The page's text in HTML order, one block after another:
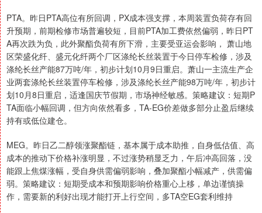
PTA。昨日PTA高位有所回调，PX成本强支撑，本周装置负荷存有回
升预期，前期检修市场普遍较短，目前PTA加工费依然偏弱，昨日PT
A再次跌为负，此外聚酯负荷有所下滑，主要受亚运会影响， 萧山地
区荣盛化纤、盛元化纤两个厂区涤纶长丝装置于今日停车检修，涉及
涤纶长丝产能87万吨/年，初步计划10月9日重启。萧山一主流生产企
业两套涤纶长丝装置停车检修，涉及涤纶长丝产能98万吨/年，初步计
划10月8日重启，适逢国庆节假期，市场神经敏感。策略建议：短期P
TA面临小幅回调，但方向依然看多，TA-EG价差做多部分止盈后继续
持有或低位建仓。
MEG。昨日乙二醇领涨聚酯链，基本属于成本助推，自身低估值、高
成本的推动下价格补涨明显，不过涨势稍显乏力，午后冲高回落，没
能跟上焦煤涨幅，受自身供需偏弱影响，叠加聚酯小幅减产，供需偏
弱。策略建议：短期受成本和预期影响价格重心上移，单边谨慎操
作，需要新的利好出现才能打开上行空间，多TA空EG套利维持